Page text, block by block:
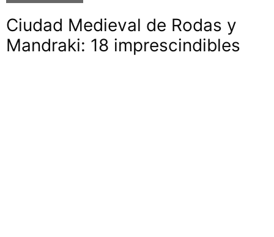
Ciudad Medieval de Rodas y
Mandraki: 18 imprescindibles